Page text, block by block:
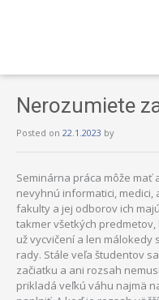
Nerozumiete
Posted on 22.1.2023 by
Seminárna práca môže mať
nevyhnú informatici,
fakulty a jej odborov ich
takmer všetkých
už vycvičení a len
rady. Stále veľa študentov
začiatku a ani rozsah
prikladá veľkú váhu najmä